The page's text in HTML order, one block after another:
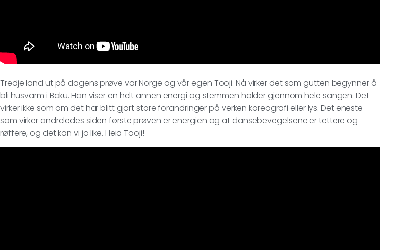
Tredje land ut på dagens prøve var Norge og vår egen Tooji. Nå virker det som gutten begynner å
bli husvarm i Baku. Han viser en helt annen energi og stemmen holder gjennom hele sangen. Det
virker ikke som om det har blitt gjort store forandringer på verken koreografi eller lys. Det eneste
som virker andreledes siden første prøven er energien og at dansebevegelsene er tettere og
røffere, og det kan vi jo like. Heia Tooji!